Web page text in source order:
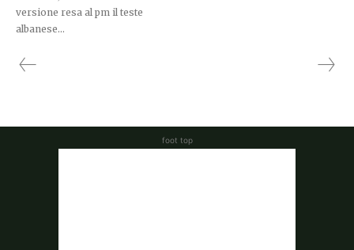
versione resa al pm il teste
albanese...
foot top